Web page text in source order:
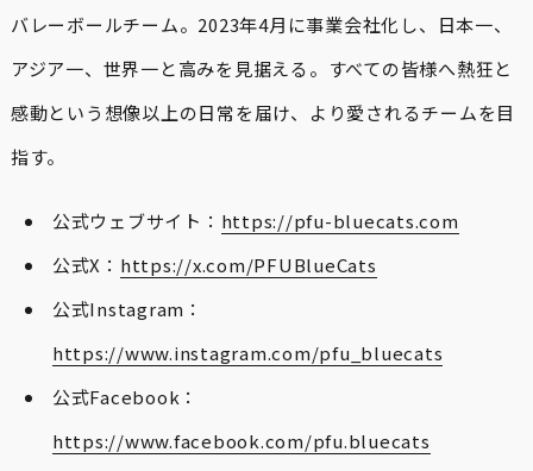
バレーボールチーム。2023年4月に事業会社化し、日本一、
アジア一、世界一と高みを見据える。すべての皆様へ熱狂と
感動という想像以上の日常を届け、より愛されるチームを目
指す。
公式ウェブサイト： https://pfu-bluecats.com
公式X： https://x.com/PFUBlueCats
公式Instagram：
https://www.instagram.com/pfu_bluecats
公式Facebook：
https://www.facebook.com/pfu.bluecats